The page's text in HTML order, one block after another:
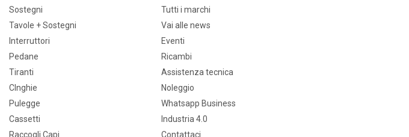
Sostegni
Tavole + Sostegni
Interruttori
Pedane
Tiranti
CInghie
Pulegge
Cassetti
Raccogli Capi
Tutti i marchi
Vai alle news
Eventi
Ricambi
Assistenza tecnica
Noleggio
Whatsapp Business
Industria 4.0
Contattaci